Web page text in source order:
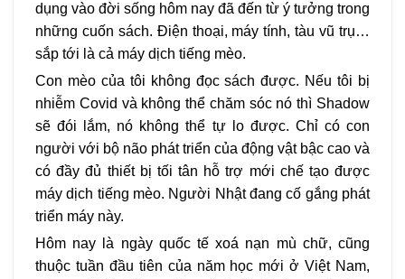
dụng vào đời sống hôm nay đã đến từ ý tưởng trong
những cuốn sách. Điện thoại, máy tính, tàu vũ trụ…
sắp tới là cả máy dịch tiếng mèo.
Con mèo của tôi không đọc sách được. Nếu tôi bị
nhiễm Covid và không thể chăm sóc nó thì Shadow
sẽ đói lắm, nó không thể tự lo được. Chỉ có con
người với bộ não phát triển của động vật bậc cao và
có đầy đủ thiết bị tối tân hỗ trợ mới chế tạo được
máy dịch tiếng mèo. Người Nhật đang cố gắng phát
triển máy này.
Hôm nay là ngày quốc tế xoá nạn mù chữ, cũng
thuộc tuần đầu tiên của năm học mới ở Việt Nam,